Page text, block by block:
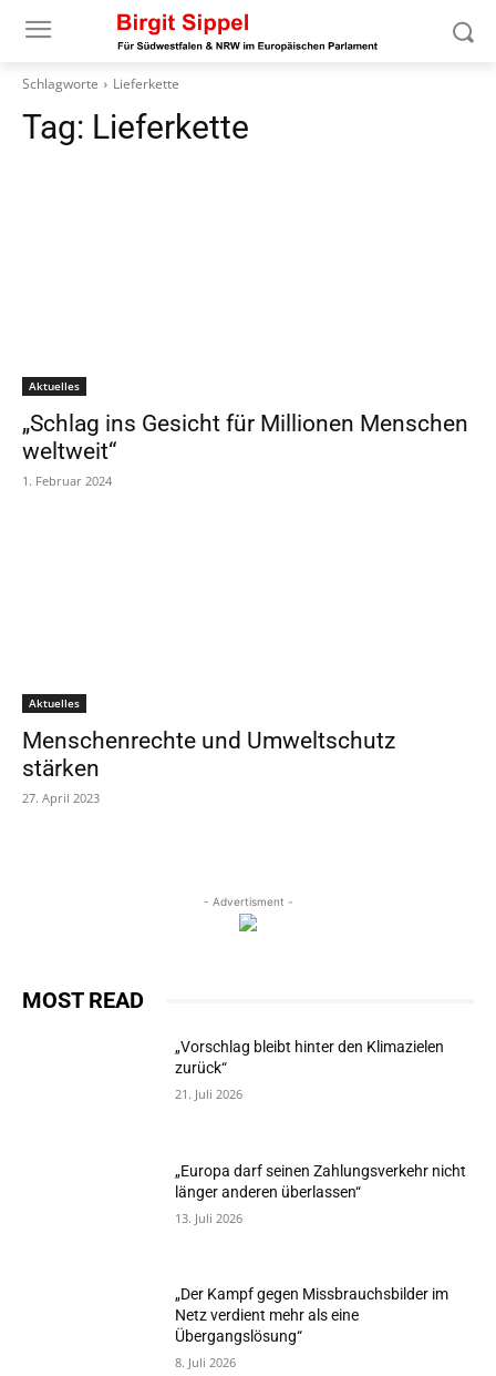
Schlagworte Lieferkette
Tag: Lieferkette
Aktuelles
„Schlag ins Gesicht für Millionen Menschen
weltweit“
1. Februar 2024
Aktuelles
Menschenrechte und Umweltschutz
stärken
27. April 2023
- Advertisment -
MOST READ
„Vorschlag bleibt hinter den Klimazielen
zurück“
21. Juli 2026
„Europa darf seinen Zahlungsverkehr nicht
länger anderen überlassen“
13. Juli 2026
„Der Kampf gegen Missbrauchsbilder im
Netz verdient mehr als eine
Übergangslösung“
8. Juli 2026